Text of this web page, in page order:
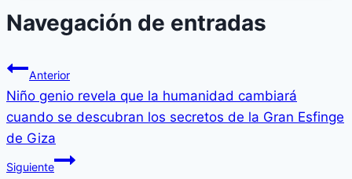
Navegación de entradas
Anterior
Niño genio revela que la humanidad cambiará
cuando se descubran los secretos de la Gran Esfinge
de Giza
Siguiente